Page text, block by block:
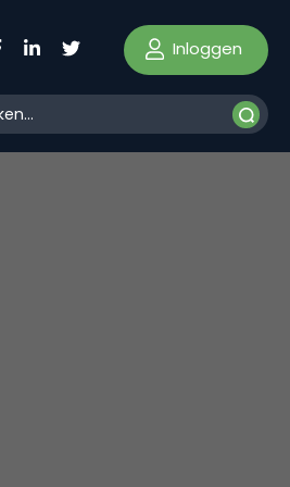
Inloggen